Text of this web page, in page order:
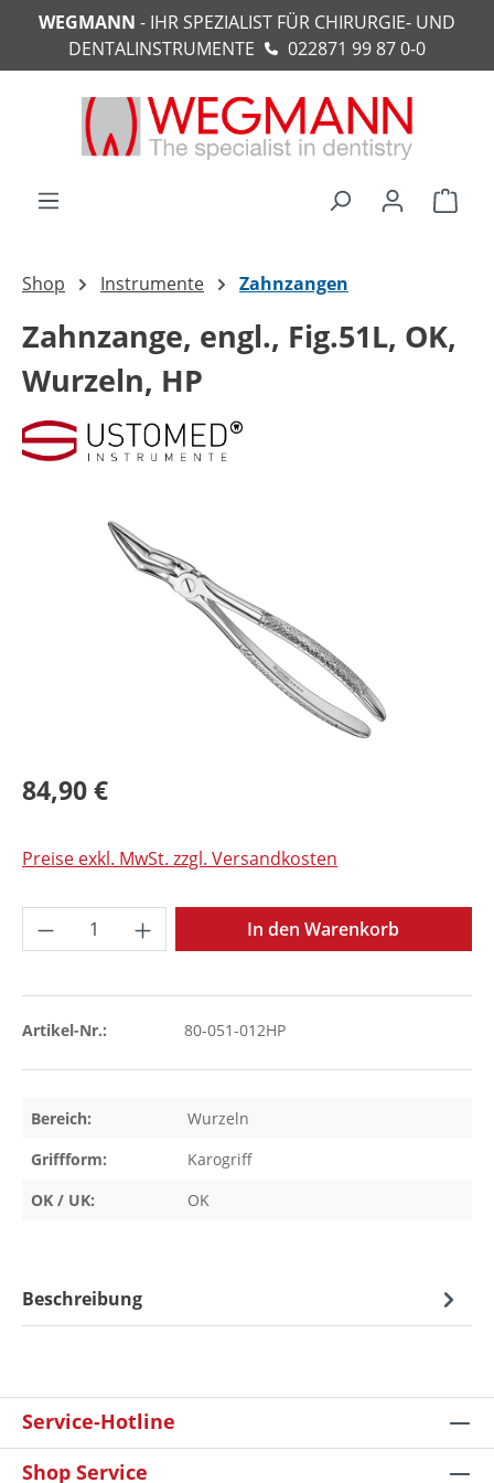
springen
WEGMANN - IHR SPEZIALIST FÜR CHIRURGIE- UND
DENTALINSTRUMENTE
022871 99 87 0-0
Shop Instrumente Zahnzangen
Zahnzange, engl., Fig.51L, OK,
Wurzeln, HP
Bildergalerie überspringen
84,90 €
Preise exkl. MwSt. zzgl. Versandkosten
Produkt Anzahl: Gib den gewünschten
In den Warenkorb
Artikel-Nr.: 80-051-012HP
Bereich:
Wurzeln
Griffform:
Karogriff
OK / UK:
OK
Beschreibung
Service-Hotline
Shop Service